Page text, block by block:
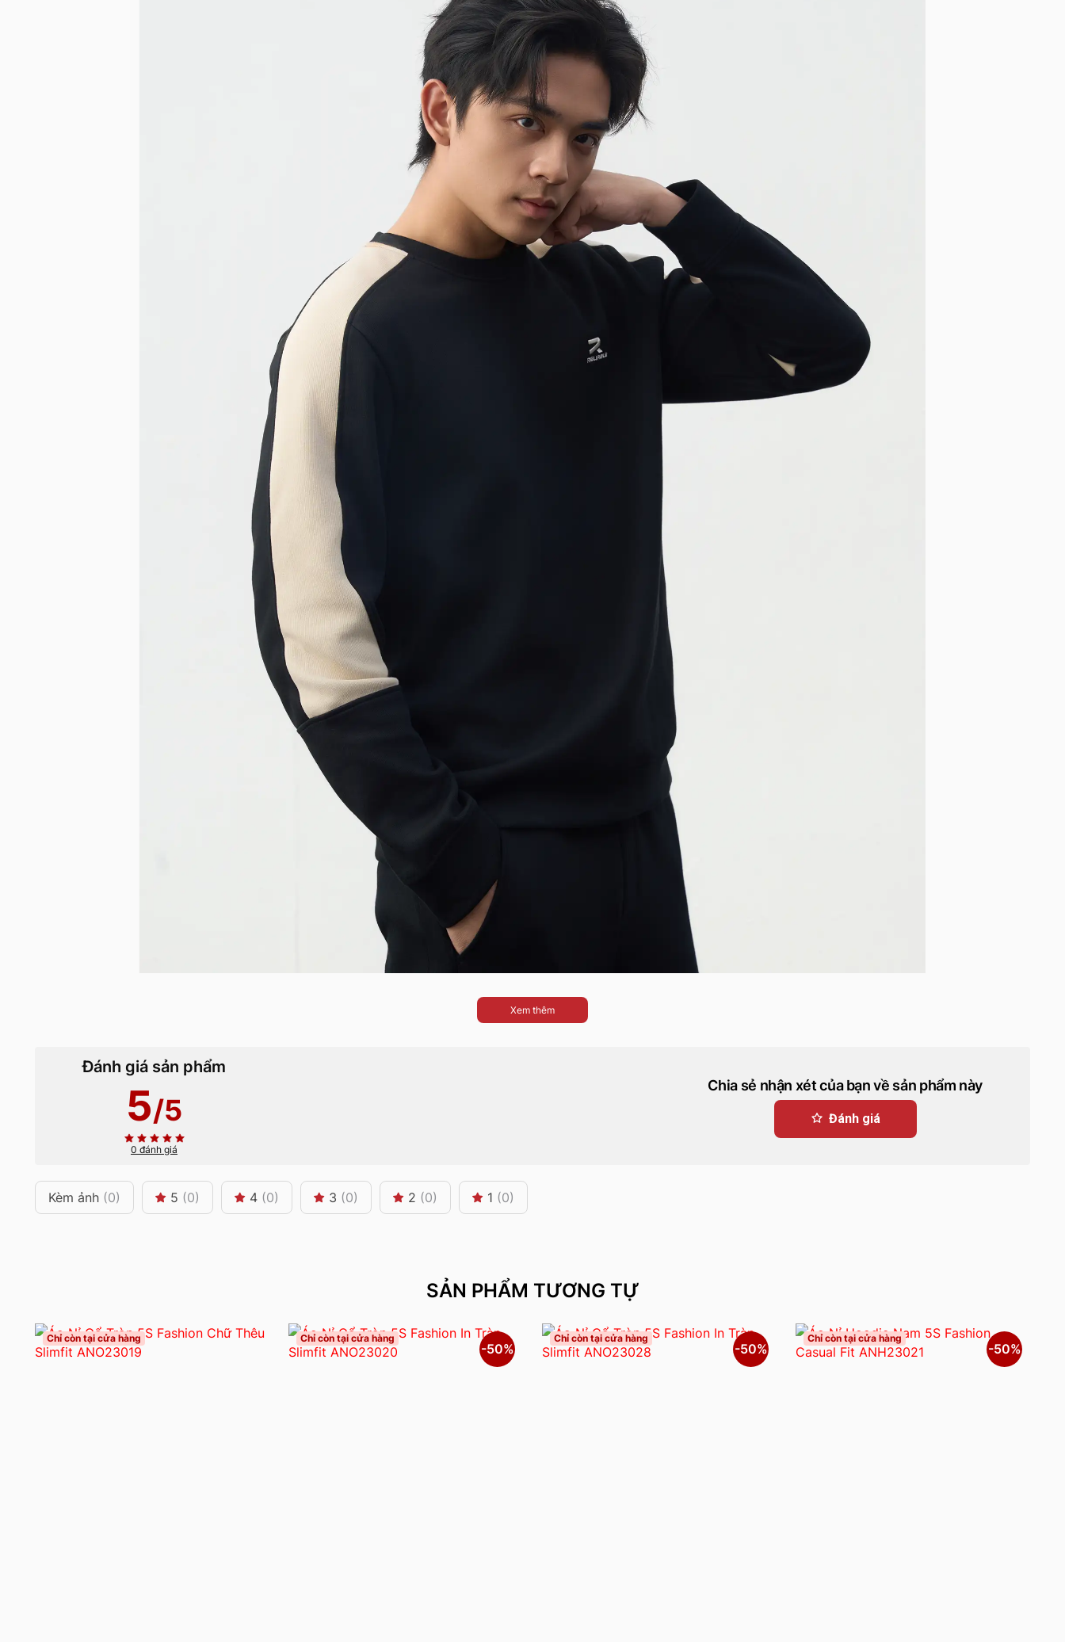
Xem thêm
Đánh giá sản phẩm
5/5
0 đánh giá
Chia sẻ nhận xét của bạn về sản phẩm này
Đánh giá
Kèm ảnh (0) 5 (0) 4 (0) 3 (0) 2 (0) 1 (0)
SẢN PHẨM TƯƠNG TỰ
Chỉ còn tại cửa hàng Chỉ còn tại cửa hàng
-50%
Chỉ còn tại cửa hàng
-50%
Chỉ còn tại cửa hàng
-50%